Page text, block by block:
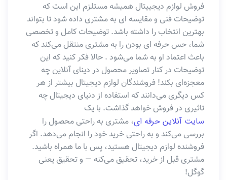
فروش لوازم دیجییتال همیشه مستلزم این است که
توضیحات فنی و مقایسه ای به مشتری داده شود تا بتواند
بهترین انتخاب را داشته باشد. توضیحات کامل و تخصصی
شما، حس حرفه ای بودن را به مشتری منتقل می‌کند که
باعث اعتماد او به شما می‌شود . حالا فکر کنید که این
توضیحات در کنار تصاویر محصول در دینای آنلاین چه
معجزه‌ای بکند! فروشندگان لوازم دیجیتال بیشتر از هر
کس دیگری می‌دانند که استفاده از دنیای دیجیتال چه
تاثیری در فروش خواهد گذاشت. با یک
سایت آنلاین حرفه ای، مشتری به راحتی محصول را
بررسی می‌کند و به راحتی خرید خود را انجام می‌دهد. اگر
فروشنده لوازم دیجیتال هستید، پس با ما همراه باشید.
مشتری قبل از خرید، تحقیق می‌کنه — و تحقیق یعنی
گوگل!